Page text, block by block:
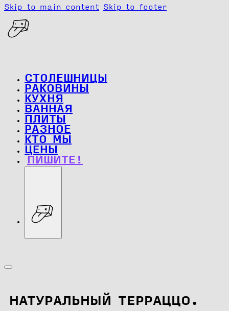
Skip to main content Skip to footer
СТОЛЕШНИЦЫ
РАКОВИНЫ
КУХНЯ
ВАННАЯ
ПЛИТЫ
РАЗНОЕ
КТО МЫ
ЦЕНЫ
ПИШИТЕ!
НАТУРАЛЬНЫЙ ТЕРРАЦЦО.